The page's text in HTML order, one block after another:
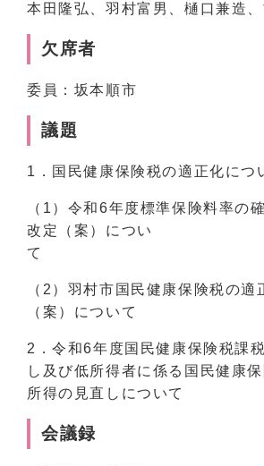
本田隆弘、羽村富男、樋口兼造
欠席者
委員：坂本順市
議題
1．国民健康保険税の適正化につ
（1）令和6年度標準保険料率の
改定（案）につい
（2）羽村市国民健康保険税の適
（案）について
2．令和6年度国民健康保険税課
し及び低所得者に係る国民健康
所得の見直しについて
会議録